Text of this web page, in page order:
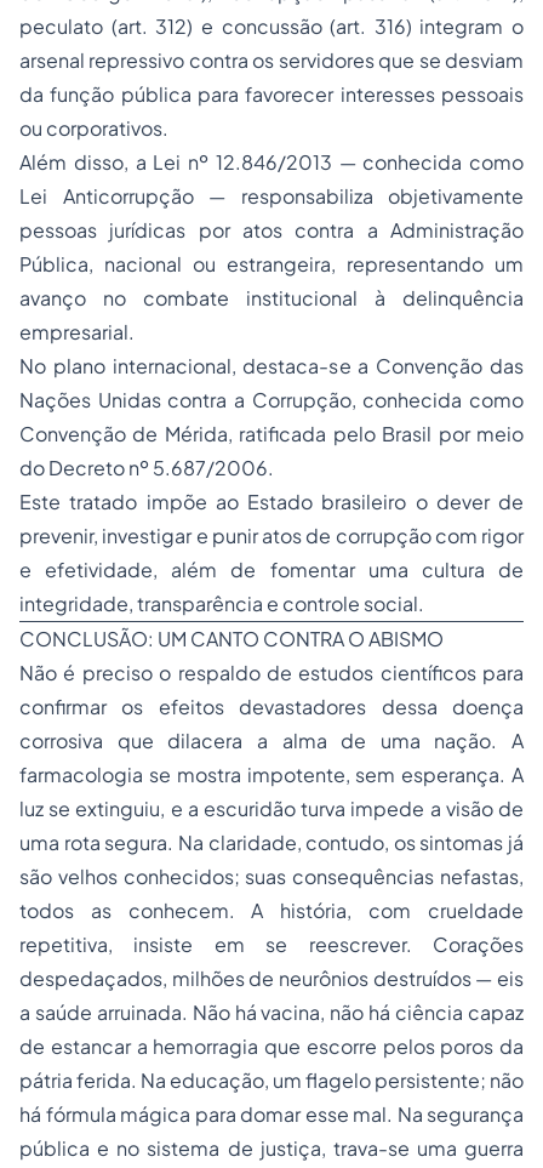
peculato (art. 312) e concussão (art. 316) integram o
arsenal repressivo contra os servidores que se desviam
da função pública para favorecer interesses pessoais
ou corporativos.
Além disso, a Lei nº 12.846/2013 — conhecida como
Lei Anticorrupção — responsabiliza objetivamente
pessoas jurídicas por atos contra a Administração
Pública, nacional ou estrangeira, representando um
avanço no combate institucional à delinquência
empresarial.
No plano internacional, destaca-se a Convenção das
Nações Unidas contra a Corrupção, conhecida como
Convenção de Mérida, ratificada pelo Brasil por meio
do Decreto nº 5.687/2006.
Este tratado impõe ao Estado brasileiro o dever de
prevenir, investigar e punir atos de corrupção com rigor
e efetividade, além de fomentar uma cultura de
integridade, transparência e controle social.
CONCLUSÃO: UM CANTO CONTRA O ABISMO
Não é preciso o respaldo de estudos científicos para
confirmar os efeitos devastadores dessa doença
corrosiva que dilacera a alma de uma nação. A
farmacologia se mostra impotente, sem esperança. A
luz se extinguiu, e a escuridão turva impede a visão de
uma rota segura. Na claridade, contudo, os sintomas já
são velhos conhecidos; suas consequências nefastas,
todos as conhecem. A história, com crueldade
repetitiva, insiste em se reescrever. Corações
despedaçados, milhões de neurônios destruídos — eis
a saúde arruinada. Não há vacina, não há ciência capaz
de estancar a hemorragia que escorre pelos poros da
pátria ferida. Na educação, um flagelo persistente; não
há fórmula mágica para domar esse mal. Na segurança
pública e no sistema de justiça, trava-se uma guerra